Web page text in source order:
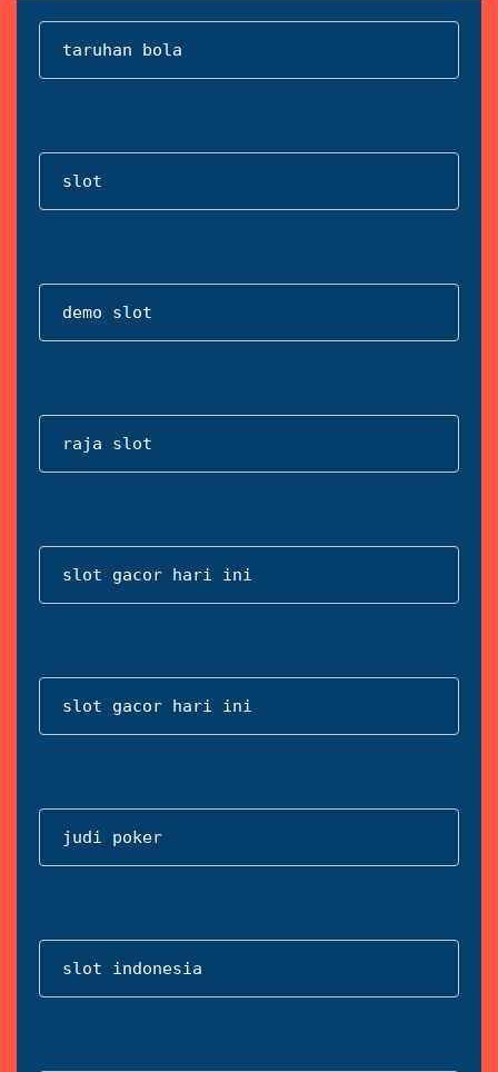
taruhan bola
slot
demo slot
raja slot
slot gacor hari ini
slot gacor hari ini
judi poker
slot indonesia